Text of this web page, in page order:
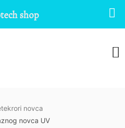
novca
novca UV
shop